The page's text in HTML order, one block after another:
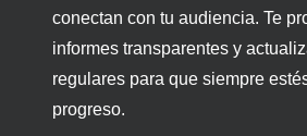
conectan con tu audiencia. Te
informes transparentes y
regulares para que siempre
progreso.